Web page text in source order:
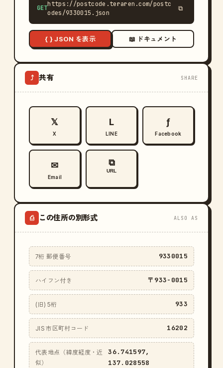
GET
https://postcode.teraren.com/postc
odes/9330015.json
⧉
{ } JSON を表示 📖 ドキュメント
⤴ 共有 SHARE
𝕏
X
L
LINE
ƒ
Facebook
✉
Email
⧉
URL
⎙ この住所の別形式 ALSO AS
7桁 郵便番号 9330015
ハイフン付き 〒933-0015
(旧) 5桁 933
JIS 市区町村コード 16202
代表地点（緯度経度・近
似）
36.741597,
137.028558